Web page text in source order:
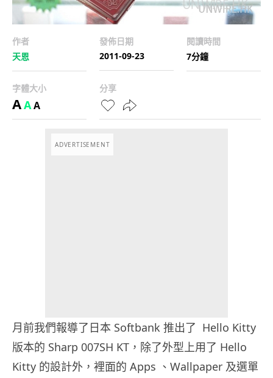
作者
天恩
發佈日期
2011-09-23
閱讀時間
7分鐘
字體大小
AAA
分享
ADVERTISEMENT
月前我們報導了日本 Softbank 推出了 Hello Kitty
版本的 Sharp 007SH KT，除了外型上用了 Hello
Kitty 的設計外，裡面的 Apps 、Wallpaper 及選單